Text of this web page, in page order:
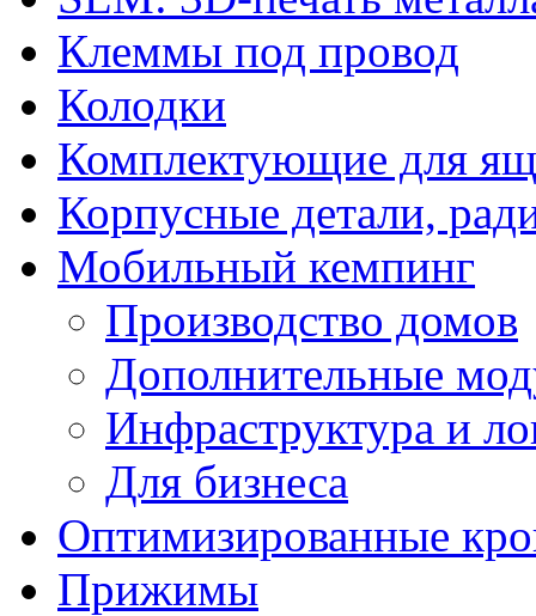
Клеммы под провод
Колодки
Комплектующие для
Корпусные детали,
Мобильный кемпинг
Производство домов
Дополнительные
Инфраструктура и
Для бизнеса
Оптимизированные
Прижимы